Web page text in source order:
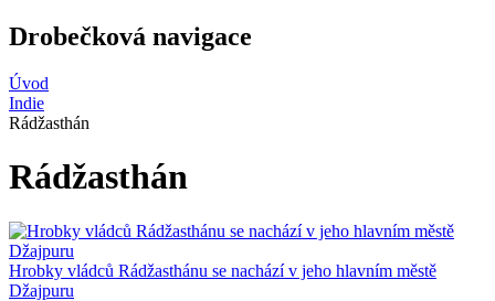
Drobečková navigace
Úvod
Indie
Rádžasthán
Rádžasthán
Hrobky vládců Rádžasthánu se nachází v jeho hlavním městě
Džajpuru